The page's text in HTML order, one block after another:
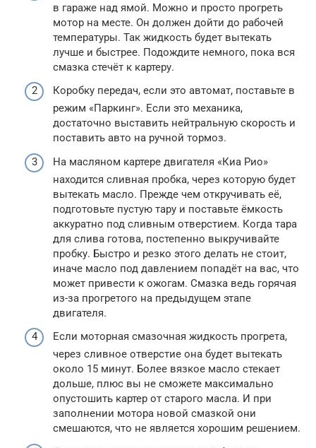
в гараже над ямой. Можно и просто прогреть
мотор на месте. Он должен дойти до рабочей
температуры. Так жидкость будет вытекать
лучше и быстрее. Подождите немного, пока вся
смазка стечёт к картеру.
Коробку передач, если это автомат, поставьте в
режим «Паркинг». Если это механика,
достаточно выставить нейтральную скорость и
поставить авто на ручной тормоз.
На масляном картере двигателя «Киа Рио»
находится сливная пробка, через которую будет
вытекать масло. Прежде чем откручивать её,
подготовьте пустую тару и поставьте ёмкость
аккуратно под сливным отверстием. Когда тара
для слива готова, постепенно выкручивайте
пробку. Быстро и резко этого делать не стоит,
иначе масло под давлением попадёт на вас, что
может привести к ожогам. Смазка ведь горячая
из-за прогретого на предыдущем этапе
двигателя.
Если моторная смазочная жидкость прогрета,
через сливное отверстие она будет вытекать
около 15 минут. Более вязкое масло стекает
дольше, плюс вы не сможете максимально
опустошить картер от старого масла. И при
заполнении мотора новой смазкой они
смешаются, что не является хорошим решением.